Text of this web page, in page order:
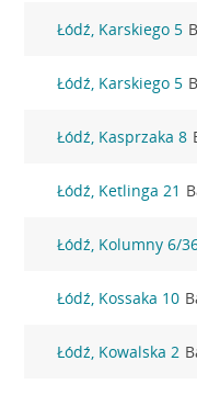
Łódź, Karskiego 5
Łódź, Karskiego 5
Łódź, Kasprzaka 8
Łódź, Ketlinga 21
Łódź, Kolumny 6/
Łódź, Kossaka 10
Łódź, Kowalska 2